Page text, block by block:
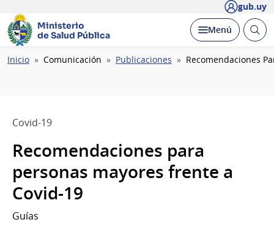
gub.uy
Ministerio
de Salud Pública
Desplegar
Menú Abrir
Ruta
Inicio Comunicación Publicaciones Recomendaciones
Covid-19
Recomendaciones para
personas mayores frente a
Covid-19
Guías